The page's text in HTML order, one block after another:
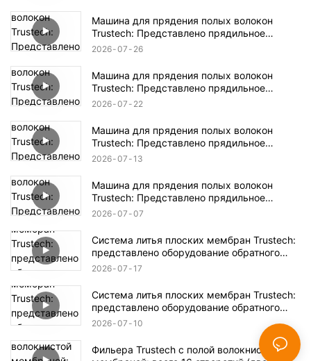
Машина для прядения полых волокон
Trustech: Представлено прядильное
оборудование NIPS (18)
2026 07 26
Машина для прядения полых волокон
Trustech: Представлено прядильное
оборудование NIPS (17)
2026 07 22
Машина для прядения полых волокон
Trustech: Представлено прядильное
оборудование NIPS (16)
2026 07 13
Машина для прядения полых волокон
Trustech: Представлено прядильное
оборудование NIPS (15)
2026 07 07
Система литья плоских мембран Trustech:
представлено оборудование обратного
осмоса (XIV)
2026 07 17
Система литья плоских мембран Trustech:
представлено оборудование обратного
осмоса (XIII)
2026 07 10
Фильера Trustech с полой волокнистой